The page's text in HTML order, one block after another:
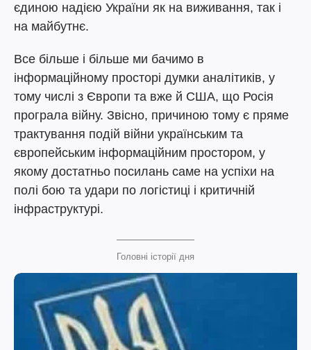
єдиною надією України як на виживання, так і
на майбутнє.
Все більше і більше ми бачимо в
інформаційному просторі думки аналітиків, у
тому числі з Європи та вже й США, що Росія
програла війну. Звісно, причиною тому є пряме
трактування подій війни українським та
європейським інформаційним простором, у
якому достатньо посилань саме на успіхи на
полі бою та удари по логістиці і критичній
інфраструктурі.
Головні історії дня